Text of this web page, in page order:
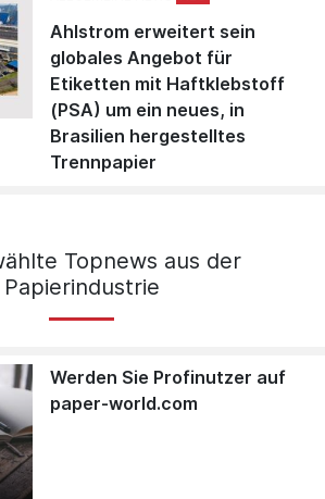
Ahlstrom erweitert sein
globales Angebot für
Etiketten mit Haftklebstoff
(PSA) um ein neues, in
Brasilien hergestelltes
Trennpapier
Topnews aus der
Papierindustrie
Werden Sie Profinutzer auf
paper-world.com